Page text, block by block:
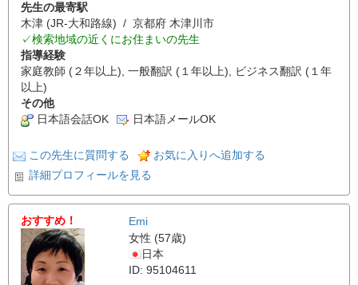
先生の最寄駅
木津 (JR-大和路線) / 京都府 木津川市
✓検索地域の近くにお住まいの先生
指導経験
家庭教師 (２年以上), 一般翻訳 (１年以上), ビジネス翻訳 (１年
以上)
その他
日本語会話OK
日本語メールOK
この先生に質問する
お気に入りへ追加する
詳細プロフィールを見る
おすすめ！
Emi
女性 (57歳)
日本
ID: 95104611